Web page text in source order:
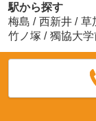
駅から探す
梅島 / 西新井 / 草
竹ノ塚 / 獨協大学